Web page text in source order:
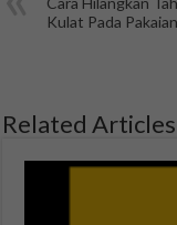
Kulat Pada Pakaian
Related Articles